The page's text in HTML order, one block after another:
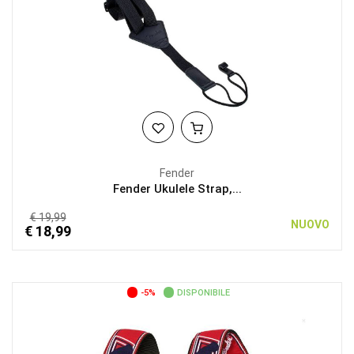
Fender
Fender Ukulele Strap,...
€ 19,99
€ 18,99 NUOVO
-5% DISPONIBILE